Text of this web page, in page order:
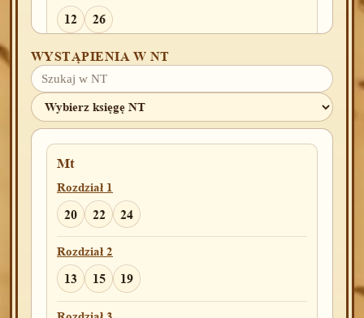
12 26
Rozdział 10
9
Rozdział 11
5 6 8 9
Rozdział 12
1 4 7
Rozdział 13
4 18
Rozdział 15
WYSTĄPIENIA W NT
Mt
Rozdział 1
20 22 24
Rozdział 2
13 15 19